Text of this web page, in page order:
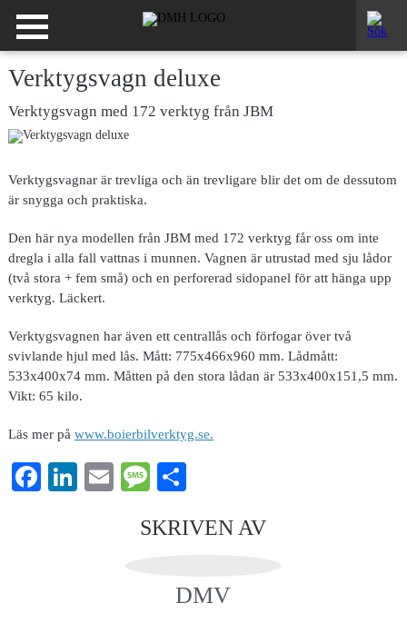
Verktygsvagn deluxe
Verktygsvagn med 172 verktyg från JBM
Verktygsvagnar är trevliga och än trevligare blir det om de dessutom
är snygga och praktiska.
Den här nya modellen från JBM med 172 verktyg får oss om inte
dregla i alla fall vattnas i munnen. Vagnen är utrustad med sju lådor
(två stora + fem små) och en perforerad sidopanel för att hänga upp
verktyg. Läckert.
Verktygsvagnen har även ett centrallås och förfogar över två
svivlande hjul med lås. Mått: 775x466x960 mm. Lådmått:
533x400x74 mm. Måtten på den stora lådan är 533x400x151,5 mm.
Vikt: 65 kilo.
Läs mer på www.boierbilverktyg.se.
Facebook
LinkedIn
EmailMessage
SKRIVEN AV
DMV